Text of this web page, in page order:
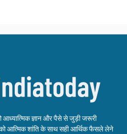
ज्ञान और पैसे से जुड़ी जरूरी
आत्मिक शांति के साथ सही आर्थिक फैसले लेने